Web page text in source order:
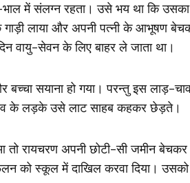
में संलग्न रहता। उसे भय था कि उसका
लाया और अपनी पत्नी के आभूषण
वायु-सेवन के लिए बाहर ले जाता था।
बच्‍चा सयाना हो गया। परन्तु इस लाड़-
के लड़के उसे लाट साहब कहकर छेड़ते।
तो रायचरण अपनी छोटी-सी जमीन
को स्कूल में दाखिल करवा दिया। उसको